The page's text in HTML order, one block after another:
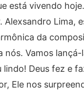
está vivendo
Lima,
da
nós. Vamos
Deus fez e
Ele nos